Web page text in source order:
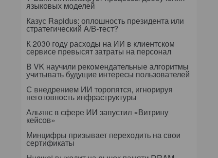
языковых моделей
Казус Rapidus: оплошность президента или
стратегический A/B-тест?
К 2030 году расходы на ИИ в клиентском
сервисе превысят затраты на персонал
В VK научили рекомендательные алгоритмы
учитывать будущие интересы пользователей
С внедрением ИИ торопятся, игнорируя
неготовность инфраструктуры
Альянс в сфере ИИ запустил «Витрину
кейсов»
Минцифры призывает переходить на свои
сертификаты